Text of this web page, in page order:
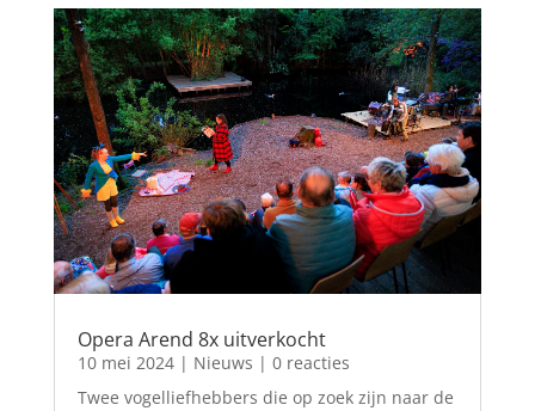
Opera Arend 8x uitverkocht
10 mei 2024| Nieuws | 0 reacties
Twee vogelliefhebbers die op zoek zijn naar de